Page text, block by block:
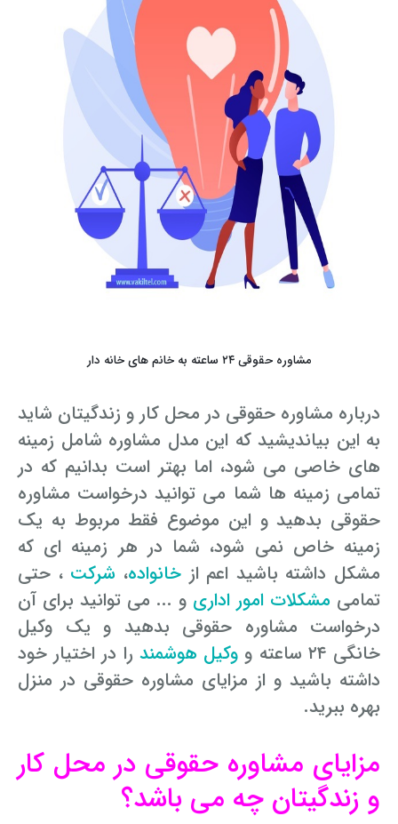
مشاوره حقوقی ۲۴ ساعته به خانم های خانه دار
درباره مشاوره حقوقی در محل کار و زندگیتان شاید
به این بیاندیشید که این مدل مشاوره شامل زمینه
های خاصی می شود، اما بهتر است بدانیم که در
تمامی زمینه ها شما می توانید درخواست مشاوره
حقوقی بدهید و این موضوع فقط مربوط به یک
زمینه خاص نمی شود، شما در هر زمینه ای که
مشکل داشته باشید اعم ازخانواده، شرکت ، حتی
تمامی مشکلات امور اداری و ... می توانید برای آن
درخواست مشاوره حقوقی بدهید و یک وکیل
خانگی ۲۴ ساعته و
وکیل هوشمند را در اختیار خود
داشته باشید و از مزایای مشاوره حقوقی در منزل
بهره ببرید.
مزایای مشاوره حقوقی در محل کار
و زندگیتان چه می باشد؟